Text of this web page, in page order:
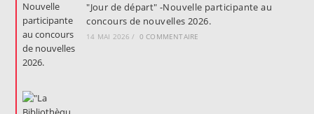
"Jour de départ" -Nouvelle participante au
concours de nouvelles 2026.
14 MAI 2026 / 0 COMMENTAIRE